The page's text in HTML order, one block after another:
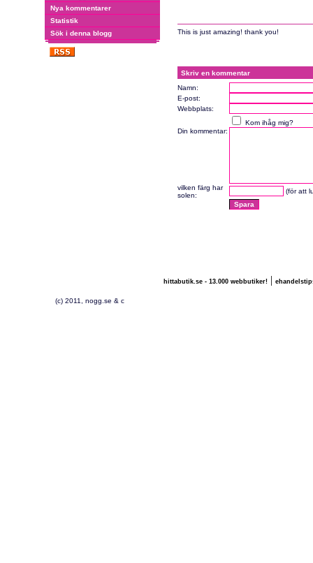
Nya kommentarer
Statistik
Sök i denna blogg
This is just amazing! thank you!
Skriv en kommentar
Namn:
E-post:
Webbplats:
Kom ihåg mig?
Din kommentar:
vilken färg har
solen:
(för att
hittabutik.se - 13.000 webbutiker!|
(c) 2011, nogg.se & c